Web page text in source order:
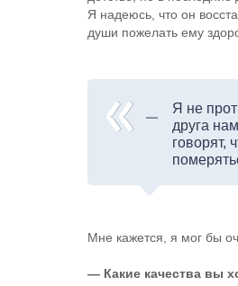
Я надеюсь, что он
души пожелать ему
Я не
друга
говорят,
Мне кажется, я мог бы
— Какие качества вы